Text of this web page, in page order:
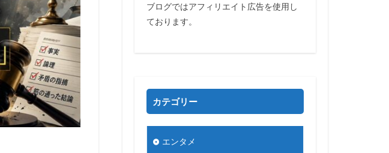
ブログではアフィリエイト広告を使用し
ております。
カテゴリー
エンタメ